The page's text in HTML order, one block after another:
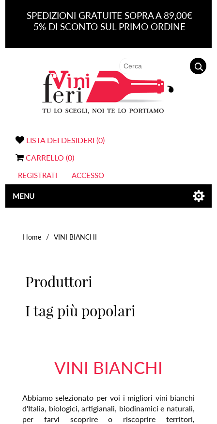
SPEDIZIONI GRATUITE SOPRA A 89,00€
5% DI SCONTO SUL PRIMO ORDINE
LISTA DEI DESIDERI (0)
CARRELLO (0)
REGISTRATI ACCESSO
MENU
Home / VINI BIANCHI
Produttori
I tag più popolari
VINI BIANCHI
Abbiamo selezionato per voi i migliori vini bianchi
d'Italia, biologici, artigianali, biodinamici e naturali,
per farvi scoprire o riscoprire territori,